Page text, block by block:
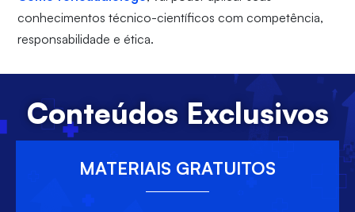
conhecimentos técnico-científicos com competência,
responsabilidade e ética.
Conteúdos Exclusivos
MATERIAIS GRATUITOS